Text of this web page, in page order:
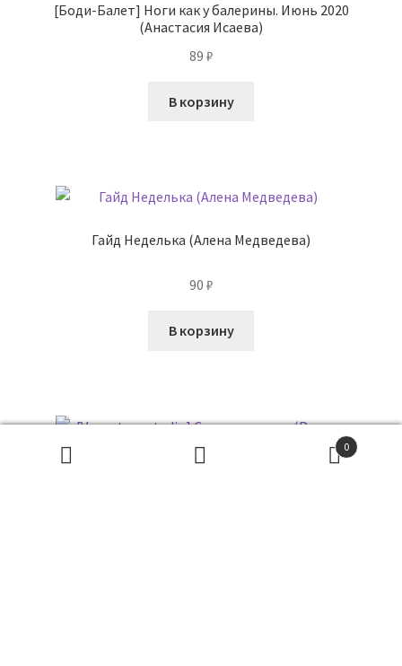
[Боди-Балет] Ноги как у балерины. Июнь 2020
(Анастасия Исаева)
89 ₽
В корзину
Гайд Неделька (Алена Медведева)
90 ₽
В корзину
0